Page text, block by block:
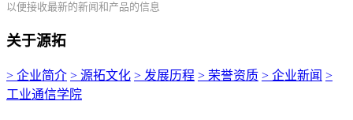
以便接收最新的新闻和产品的信息
关于源拓
> 企业简介 > 源拓文化 > 发展历程 > 荣誉资质 > 企业新闻 >
工业通信学院